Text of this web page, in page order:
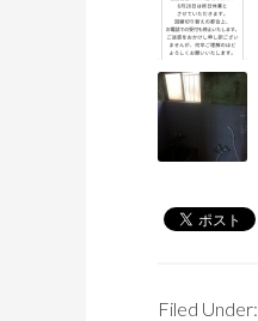
Filed Under: